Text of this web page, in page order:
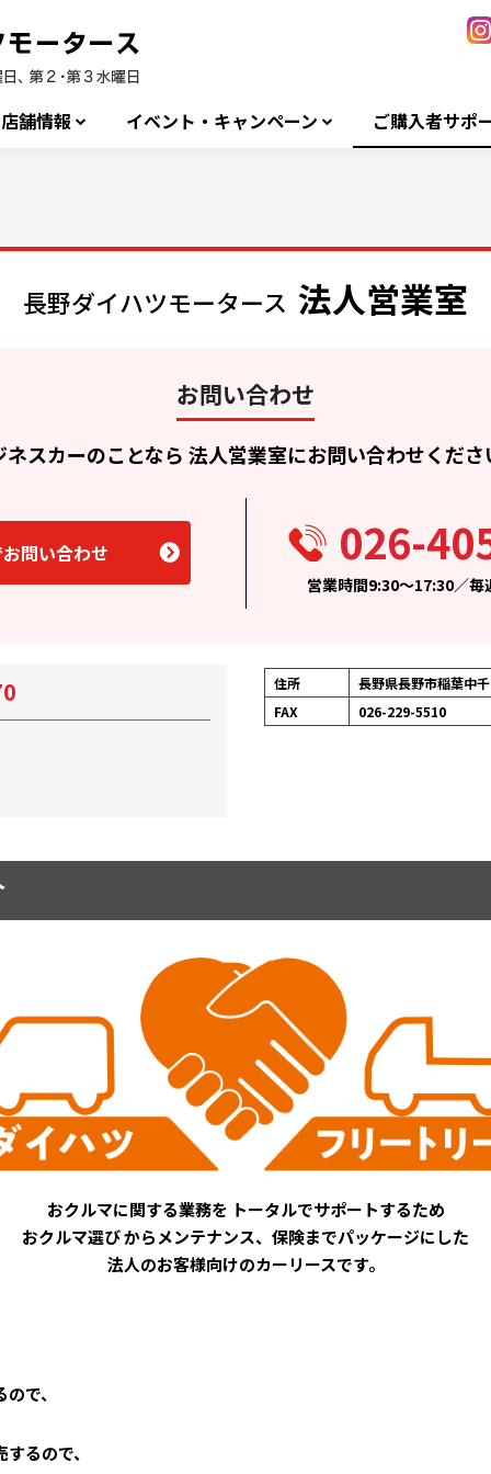
店舗情報 イベント・キャンペーン ご購入者サポ
長野ダイハツモータース 法人営業室
お問い合わせ
ネスカーのことなら 法人営業室にお問い合わせくださ
問い合わせ 026-
営業時間9:30〜17:30／毎
住所
長野県長野市稲葉中
FAX
026-229-5510
おクルマに関する業務を トータルでサポートするため
おクルマ選びからメンテナンス、保険までパッケージにした
法人のお客様向けのカーリースです。
で、
るので、